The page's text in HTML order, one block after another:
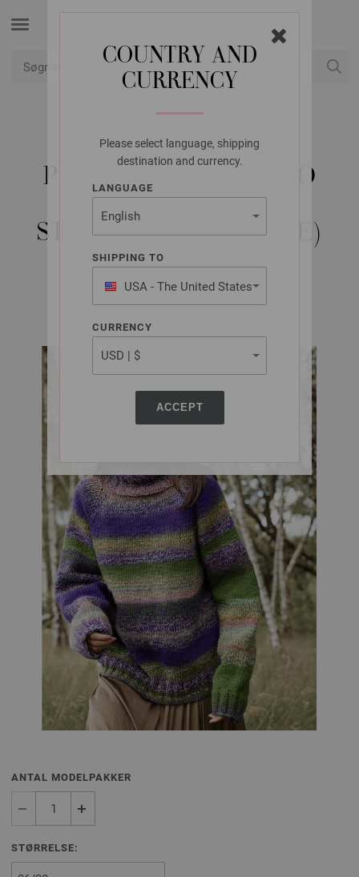
COUNTRY AND
CURRENCY
Please select language, shipping
destination and currency.
LANGUAGE
SHIPPING TO
USA - The United States
of America
CURRENCY
ACCEPT
LANA GROSSA
PULLOVER GOMITOLO
FUSIONE -
STRIKKEOPSKRIFT (SE)
ANTAL MODELPAKKER
STØRRELSE: